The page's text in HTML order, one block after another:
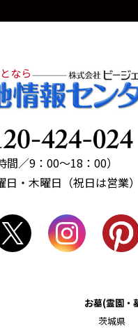
なら
間／9：00～18：00）
・木曜日（祝日は営業）
お墓(霊園・
茨城県